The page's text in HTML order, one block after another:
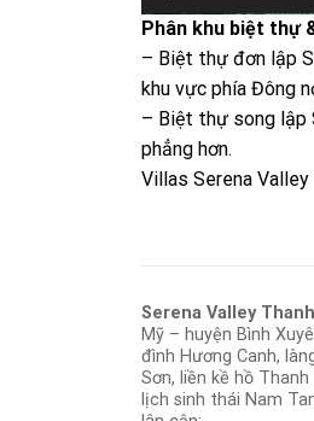
Phân khu biệt thự
– Biệt thự đơn lập
khu vực phía Đông
– Biệt thự song lập
phẳng hơn.
Villas Serena
Serena Valley
Mỹ – huyện Bình
đình Hương Canh,
Sơn, liền kề hồ
lịch sinh thái Nam